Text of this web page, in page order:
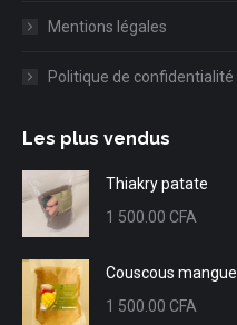
Mentions légales
Politique de confidentialité
Les plus vendus
Thiakry patate
1 500.00 CFA
Couscous mangue
1 500.00 CFA